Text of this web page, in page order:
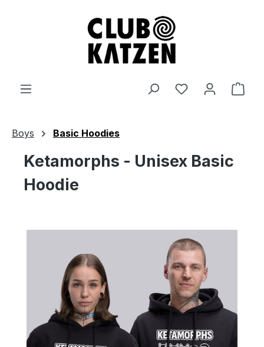
Boys Basic Hoodies
Ketamorphs - Unisex Basic
Hoodie